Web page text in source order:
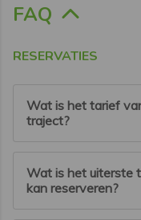
FAQ
RESERVATIES
Wat is het tarief
traject?
onze website kunt
zal kosten.
Wat is het uiterste
kan reserveren?